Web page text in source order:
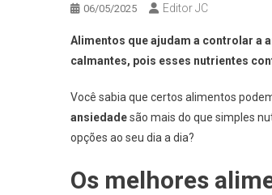
06/05/2025 Editor JC
Alimentos que ajudam a controlar a
calmantes, pois esses nutrientes
Você sabia que certos alimentos
ansiedadesão mais do que simples
opções ao seu dia a dia?
Os melhores